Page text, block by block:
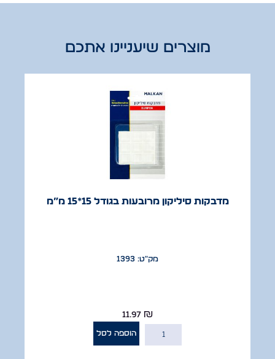
מוצרים שיעניינו אתכם
מדבקות סיליקון מרובעות בגודל 15*15 מ”מ
מק"ט: 1393
11.97₪
הוספה לסל